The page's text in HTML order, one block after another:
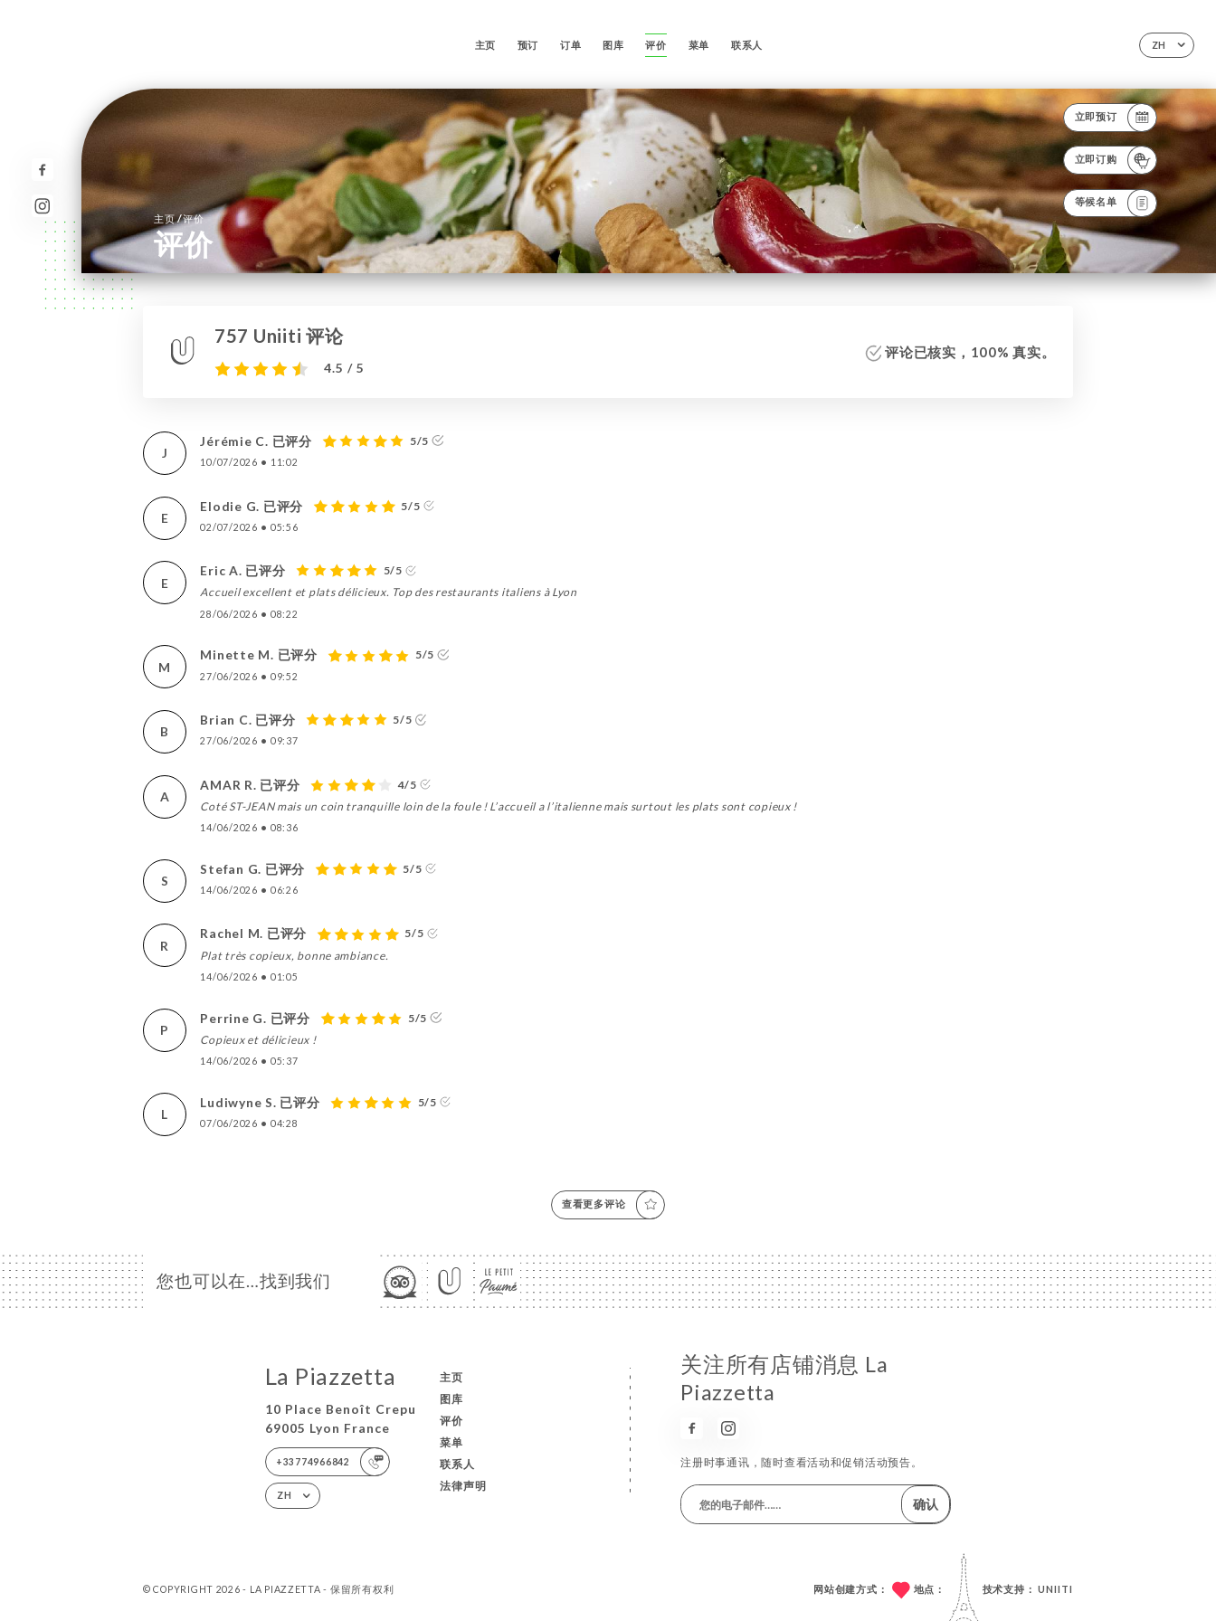
ZH
主页 预订 订单 图库 评价 菜单 联系人
立即预订
立即订购
等候名单
主页/评价
评价
757 Uniiti 评论
4.5 / 5
评论已核实，100% 真实。
J
Jérémie C. 已评分 5/5
10/07/2026 • 11:02
E
Elodie G. 已评分 5/5
02/07/2026 • 05:56
E
Eric A. 已评分
5/5
Accueil excellent et plats délicieux. Top des restaurants italiens à Lyon
28/06/2026 • 08:22
M
Minette M. 已评分 5/5
27/06/2026 • 09:52
B
Brian C. 已评分 5/5
27/06/2026 • 09:37
A
AMAR R. 已评分
4/5
Coté ST-JEAN mais un coin tranquille loin de la foule ! L’accueil a l’italienne mais surtout les plats sont copieux !
14/06/2026 • 08:36
S
Stefan G. 已评分 5/5
14/06/2026 • 06:26
R
Rachel M. 已评分
5/5
Plat très copieux, bonne ambiance.
14/06/2026 • 01:05
P
Perrine G. 已评分
5/5
Copieux et délicieux !
14/06/2026 • 05:37
L
Ludiwyne S. 已评分 5/5
07/06/2026 • 04:28
查看更多评论
您也可以在…找到我们
La Piazzetta
10 Place Benoît Crepu
69005 Lyon France
+33774966842
ZH
主页
图库
评价
菜单
联系人
法律声明
关注所有店铺消息 La
Piazzetta
注册时事通讯，随时查看活动和促销活动预告。
确认
© COPYRIGHT 2026 - LA PIAZZETTA - 保留所有权利 网站创建方式： 地点： 技术支持：UNIITI